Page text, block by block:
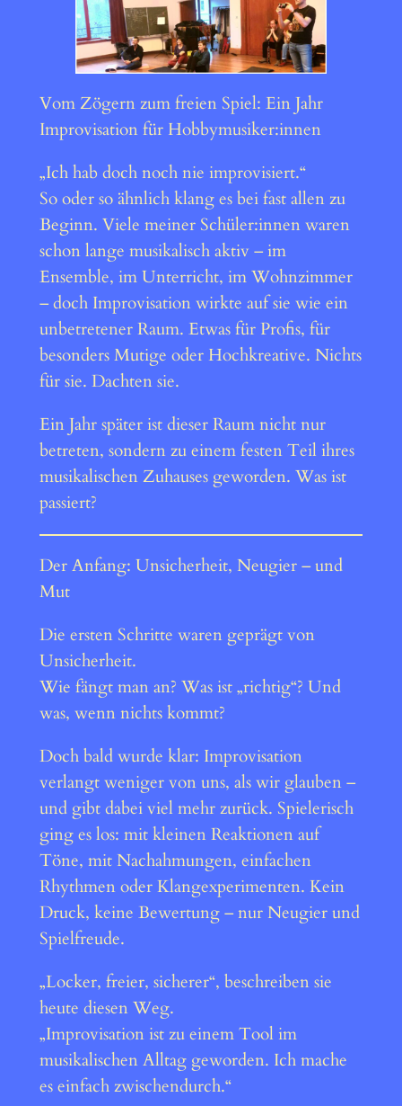
Vom Zögern zum freien Spiel: Ein Jahr
Improvisation für Hobbymusiker:innen
„Ich hab doch noch nie improvisiert.“
So oder so ähnlich klang es bei fast allen zu
Beginn. Viele meiner Schüler:innen waren
schon lange musikalisch aktiv – im
Ensemble, im Unterricht, im Wohnzimmer
– doch Improvisation wirkte auf sie wie ein
unbetretener Raum. Etwas für Profis, für
besonders Mutige oder Hochkreative. Nichts
für sie. Dachten sie.
Ein Jahr später ist dieser Raum nicht nur
betreten, sondern zu einem festen Teil ihres
musikalischen Zuhauses geworden. Was ist
passiert?
Der Anfang: Unsicherheit, Neugier – und
Mut
Die ersten Schritte waren geprägt von
Unsicherheit.
Wie fängt man an? Was ist „richtig“? Und
was, wenn nichts kommt?
Doch bald wurde klar: Improvisation
verlangt weniger von uns, als wir glauben –
und gibt dabei viel mehr zurück. Spielerisch
ging es los: mit kleinen Reaktionen auf
Töne, mit Nachahmungen, einfachen
Rhythmen oder Klangexperimenten. Kein
Druck, keine Bewertung – nur Neugier und
Spielfreude.
„Locker, freier, sicherer“, beschreiben sie
heute diesen Weg.
„Improvisation ist zu einem Tool im
musikalischen Alltag geworden. Ich mache
es einfach zwischendurch.“